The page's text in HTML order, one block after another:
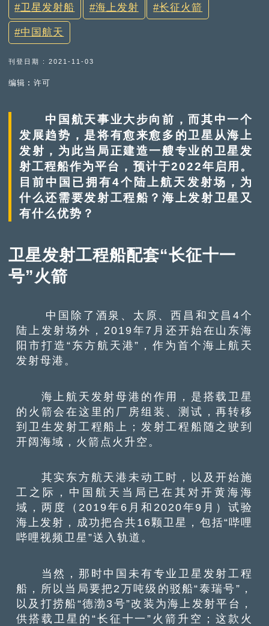
卫星发射船 海上发射 长征火箭
中国航天
刊登日期 : 2021-11-03
编辑︰许可
中国航天事业大步向前，而其中一个
发展趋势，是将有愈来愈多的卫星从海上
发射，为此当局正建造一艘专业的卫星发
射工程船作为平台，预计于2022年启用。
目前中国已拥有4个陆上航天发射场，为
什么还需要发射工程船？海上发射卫星又
有什么优势？
卫星发射工程船配套“长征十一
号”火箭
中国除了酒泉、太原、西昌和文昌4个
陆上发射场外，2019年7月还开始在山东海
阳市打造“东方航天港”，作为首个海上航天
发射母港。
海上航天发射母港的作用，是搭载卫星
的火箭会在这里的厂房组装、测试，再转移
到卫生发射工程船上；发射工程船随之驶到
开阔海域，火箭点火升空。
其实东方航天港未动工时，以及开始施
工之际，中国航天当局已在其对开黄海海
域，两度（2019年6月和2020年9月）试验
海上发射，成功把合共16颗卫星，包括“哔哩
哔哩视频卫星”送入轨道。
当然，那时中国未有专业卫星发射工程
船，所以当局要把2万吨级的驳船“泰瑞号”，
以及打捞船“德渤3号”改装为海上发射平台，
供搭载卫星的“长征十一”火箭升空；这款火